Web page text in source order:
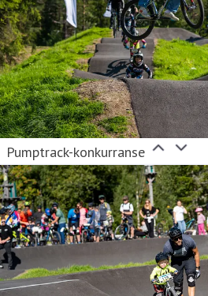
Pumptrack-konkurranse